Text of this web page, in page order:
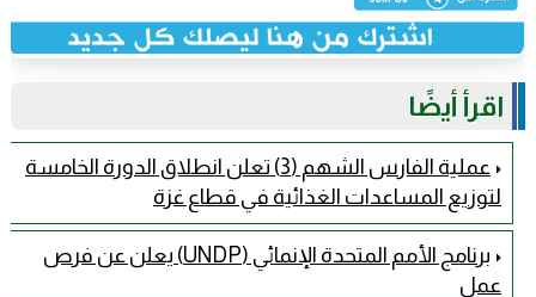
اقرأ أيضًا
عملية الفارس الشهم (3) تعلن انطلاق الدورة الخامسة
لتوزيع المساعدات الغذائية في قطاع غزة
برنامج الأمم المتحدة الإنمائي (UNDP) يعلن عن فرص
عمل